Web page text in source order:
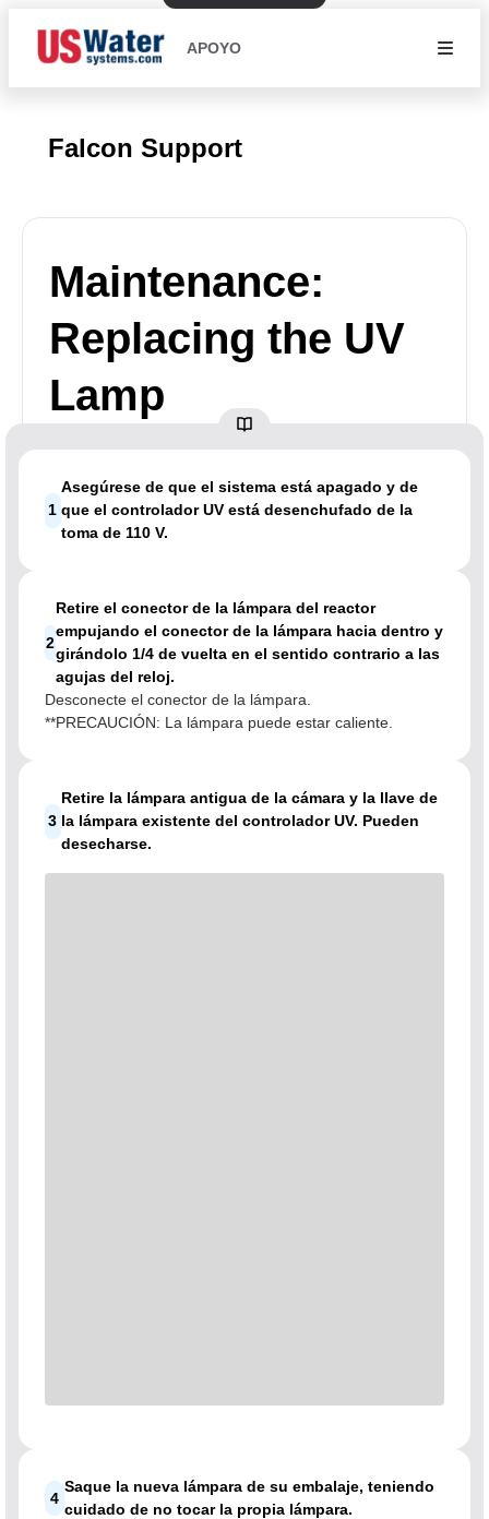
APOYO
Falcon Support
Maintenance:
Replacing the UV
Lamp
1
Asegúrese de que el sistema está apagado y de
que el controlador UV está desenchufado de la
toma de 110 V.
2
Retire el conector de la lámpara del reactor
empujando el conector de la lámpara hacia dentro y
girándolo 1/4 de vuelta en el sentido contrario a las
agujas del reloj.
Desconecte el conector de la lámpara.
**PRECAUCIÓN: La lámpara puede estar caliente.
3
Retire la lámpara antigua de la cámara y la llave de
la lámpara existente del controlador UV. Pueden
desecharse.
4
Saque la nueva lámpara de su embalaje, teniendo
cuidado de no tocar la propia lámpara.